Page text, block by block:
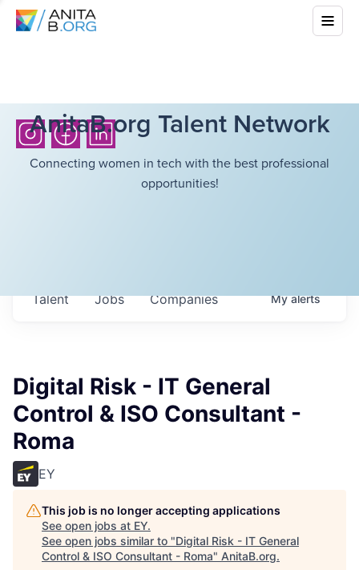
AnitaB.org Talent Network
Connecting women in tech with the best professional
opportunities!
Jobs Companies
Talent Myalerts
Digital Risk - IT General
Control & ISO Consultant -
Roma
EY
This job is no longer accepting applications
See open jobs at EY.
See open jobs similar to "Digital Risk - IT General
Control & ISO Consultant - Roma" AnitaB.org.